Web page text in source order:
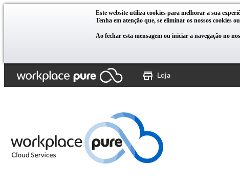
Este website utiliza cookies para melhorar a sua
Tenha em atenção que, se eliminar os nossos cookies
Ao fechar esta mensagem ou iniciar a navegação no
Loja